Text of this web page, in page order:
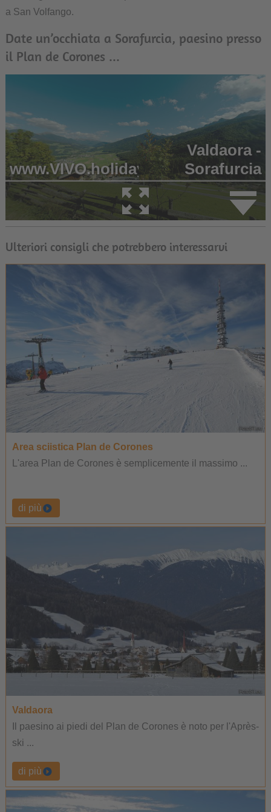
a San Volfango.
Date un’occhiata a Sorafurcia, paesino presso
il Plan de Corones ...
Ulteriori consigli che potrebbero interessarvi
Area sciistica Plan de Corones
L'area Plan de Corones è semplicemente il massimo ...
di più
Valdaora
Il paesino ai piedi del Plan de Corones è noto per l'Après-
ski ...
di più